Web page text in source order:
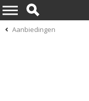
Aanbiedingen